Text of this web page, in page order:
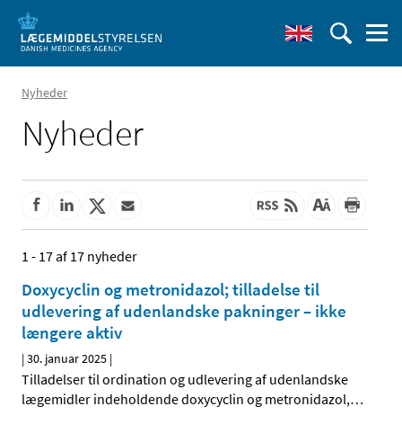
Nyheder
Nyheder
1 - 17 af 17 nyheder
Doxycyclin og metronidazol; tilladelse til
udlevering af udenlandske pakninger – ikke
længere aktiv
|30. januar 2025 |
Tilladelser til ordination og udlevering af udenlandske
lægemidler indeholdende doxycyclin og metronidazol,…